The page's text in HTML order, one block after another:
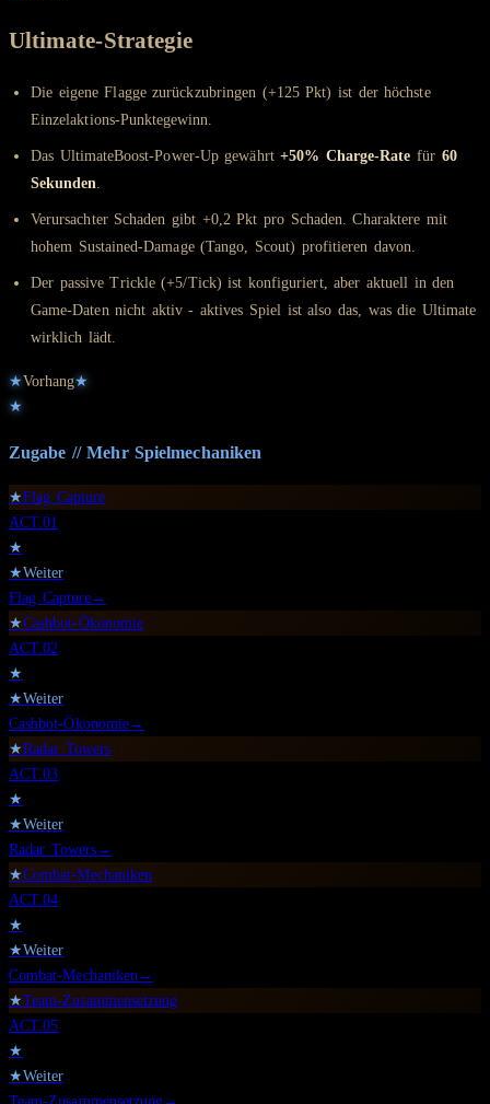
Ultimate-Strategie
Die eigene Flagge zurückzubringen (+125 Pkt) ist der höchste
Einzelaktions-Punktegewinn.
Das UltimateBoost-Power-Up gewährt+50% Charge-Rate für 60
Sekunden.
Verursachter Schaden gibt +0,2 Pkt pro Schaden. Charaktere mit
hohem Sustained-Damage (Tango, Scout) profitieren davon.
Der passive Trickle (+5/Tick) ist konfiguriert, aber aktuell in den
Game-Daten nicht aktiv - aktives Spiel ist also das, was die Ultimate
wirklich lädt.
★Vorhang★
★
Zugabe // Mehr Spielmechaniken
★Flag Capture
ACT.01
★
★Weiter
Flag Capture→
★Cashbot-Ökonomie
ACT.02
★
★Weiter
Cashbot-Ökonomie→
★Radar Towers
ACT.03
★
★Weiter
Radar Towers→
★Combat-Mechaniken
ACT.04
★
★Weiter
Combat-Mechaniken →
★Team-Zusammensetzung
ACT.05
★
★Weiter